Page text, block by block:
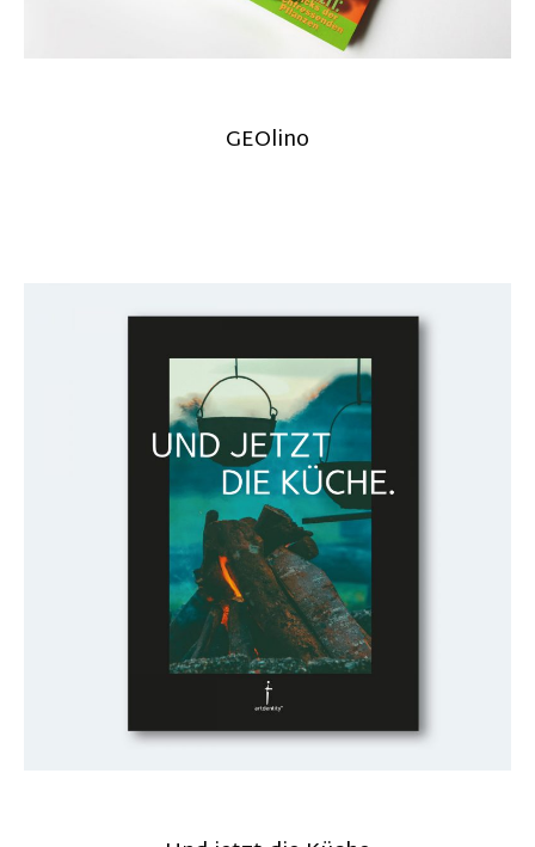
GEOlino